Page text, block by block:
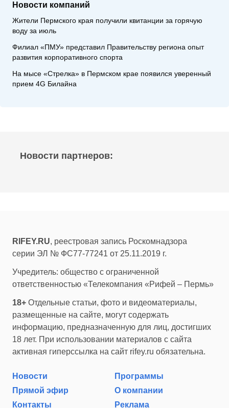
Новости компаний
Жители Пермского края получили квитанции за горячую
воду за июль
Филиал «ПМУ» представил Правительству региона опыт
развития корпоративного спорта
На мысе «Стрелка» в Пермском крае появился уверенный
прием 4G Билайна
Новости партнеров:
RIFEY.RU, реестровая запись Роскомнадзора
серии ЭЛ № ФС77-77241 от 25.11.2019 г.
Учредитель: общество с ограниченной
ответственностью «Телекомпания «Рифей – Пермь»
18+ Отдельные статьи, фото и видеоматериалы,
размещенные на сайте, могут содержать
информацию, предназначенную для лиц, достигших
18 лет. При использовании материалов с сайта
активная гиперссылка на сайт rifey.ru обязательна.
Новости
Программы
Прямой эфир
О компании
Контакты
Реклама